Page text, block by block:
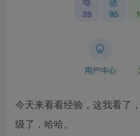
今天来看看经验，这我看了
级了，哈哈。